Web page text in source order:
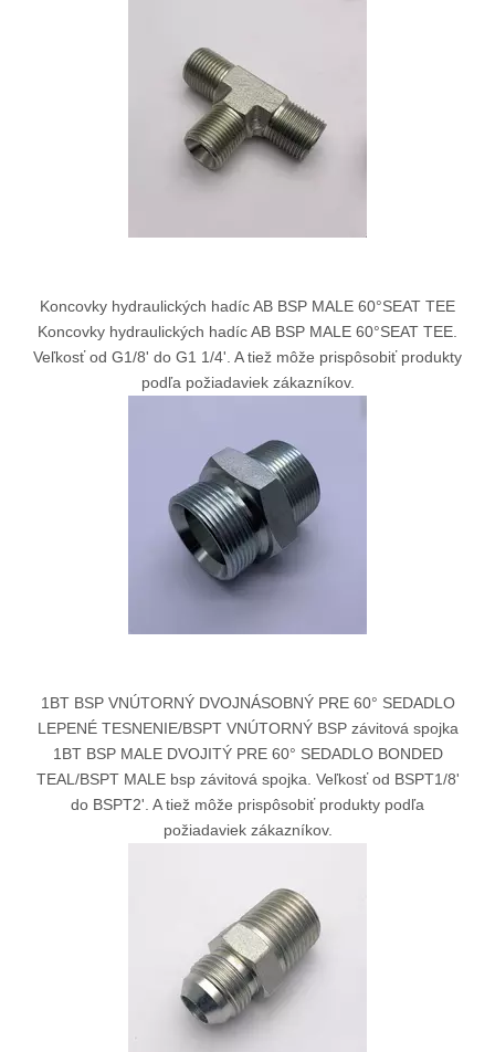
Koncovky hydraulických hadíc AB BSP MALE 60°SEAT TEE
Koncovky hydraulických hadíc AB BSP MALE 60°SEAT TEE.
Veľkosť od G1/8' do G1 1/4'. A tiež môže prispôsobiť produkty
podľa požiadaviek zákazníkov.
1BT BSP VNÚTORNÝ DVOJNÁSOBNÝ PRE 60° SEDADLO
LEPENÉ TESNENIE/BSPT VNÚTORNÝ BSP závitová spojka
1BT BSP MALE DVOJITÝ PRE 60° SEDADLO BONDED
TEAL/BSPT MALE bsp závitová spojka. Veľkosť od BSPT1/8'
do BSPT2'. A tiež môže prispôsobiť produkty podľa
požiadaviek zákazníkov.